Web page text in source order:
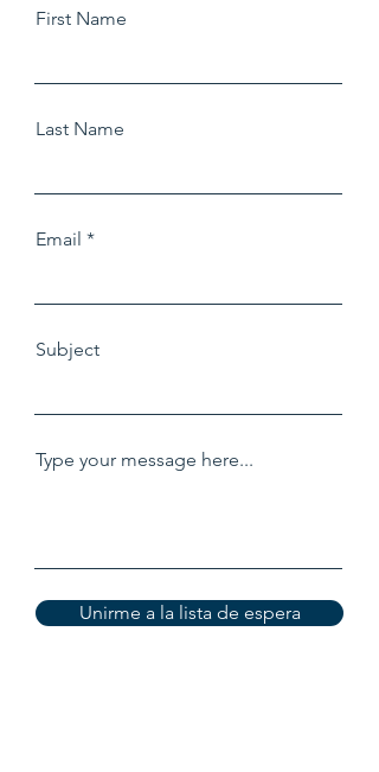
First Name
Last Name
Email
Subject
Type your message here...
Unirme a la lista de espera